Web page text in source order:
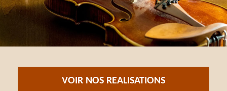
VOIR NOS REALISATIONS